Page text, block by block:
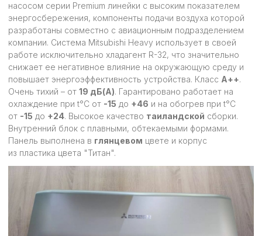
насосом серии Premium линейки с высоким показателем
энергосбережения, компоненты подачи воздуха которой
разработаны совместно с авиационным подразделением
компании. Система Mitsubishi Heavy использует в своей
работе исключительно хладагент R-32, что значительно
снижает ее негативное влияние на окружающую среду и
повышает энергоэффективность устройства. Класс А++.
Очень тихий – от 19 дБ(А). Гарантировано работает на
охлаждение при t°C от -15 до +46 и на обогрев при t°C
от -15 до +24. Высокое качество таиландской сборки.
Внутренний блок с плавными, обтекаемыми формами.
Панель выполнена в глянцевом цвете и корпус
из пластика цвета "Титан".